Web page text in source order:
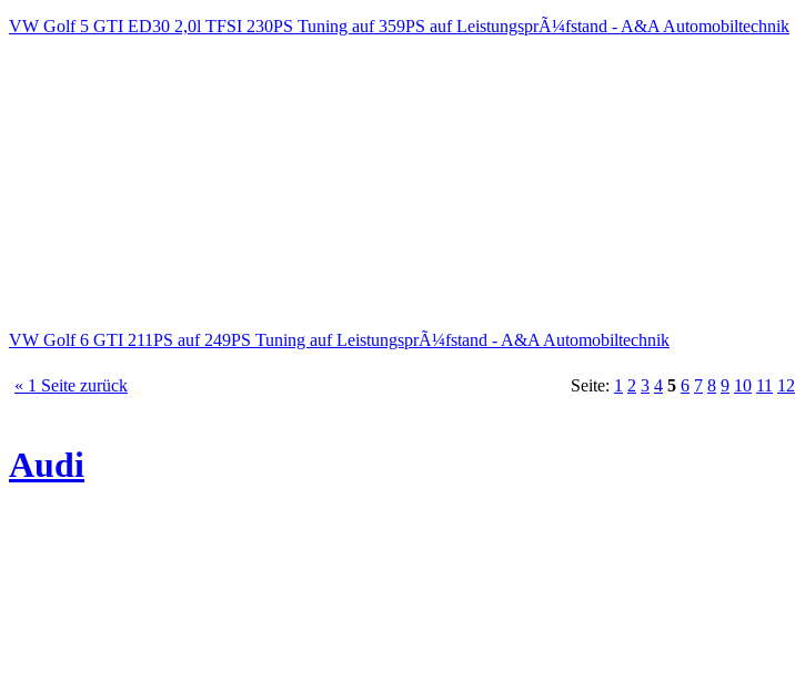
VW Golf 5 GTI ED30 2,0l TFSI 230PS Tuning auf 359PS auf LeistungsprÃ¼fstand - A&A Automobiltechnik
VW Golf 6 GTI 211PS auf 249PS Tuning auf LeistungsprÃ¼fstand - A&A Automobiltechnik
« 1 Seite zurück Seite: 1 2 3 4 5 6 7 8 9 10 11 12
Audi